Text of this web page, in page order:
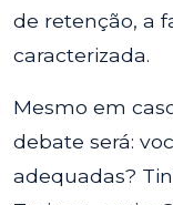
de retenção, a
caracterizada.
Mesmo em
debate será:
adequadas?